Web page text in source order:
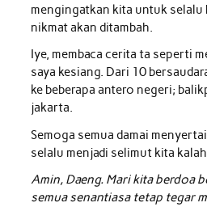
mengingatkan kita untuk selalu
nikmat akan ditambah.
Iye, membaca cerita ta seperti
saya kesiang. Dari 10
ke beberapa antero negeri;
jakarta.
Semoga semua damai
selalu menjadi selimut kita
Amin, Daeng. Mari kita berdoa
semua senantiasa tetap tegar